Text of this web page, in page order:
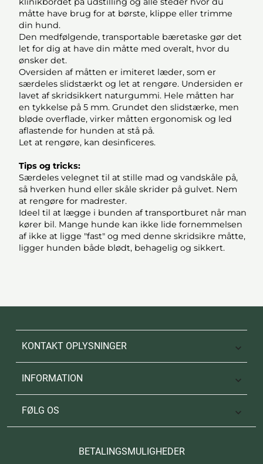
måtte have brug for at børste, klippe eller trimme
din hund.
Den medfølgende, transportable bæretaske gør det
let for dig at have din måtte med overalt, hvor du
ønsker det.
Oversiden af måtten er imiteret læder, som er
særdeles slidstærkt og let at rengøre. Undersiden er
lavet af skridsikkert naturgummi. Hele måtten har
en tykkelse på 5 mm. Grundet den slidstærke, men
bløde overflade, virker måtten ergonomisk og led
aflastende for hunden at stå på.
Let at rengøre, kan desinficeres.
Tips og tricks:
Særdeles velegnet til at stille mad og vandskåle på,
så hverken hund eller skåle skrider på gulvet. Nem
at rengøre for madrester.
Ideel til at lægge i bunden af transportburet når man
kører bil. Mange hunde kan ikke lide fornemmelsen
af ikke at ligge "fast" og med denne skridsikre måtte,
ligger hunden både blødt, behagelig og sikkert.
KONTAKT OPLYSNINGER 
INFORMATION 
FØLG OS 
BETALINGSMULIGHEDER